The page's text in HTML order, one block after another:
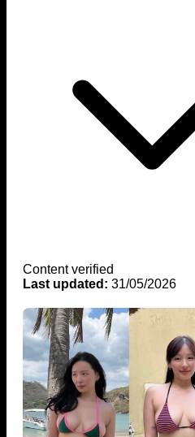
Content verified
Last updated: 31/05/2026